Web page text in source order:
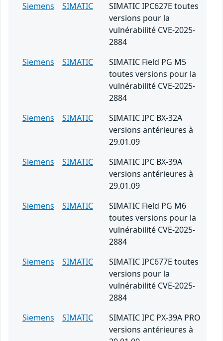
Siemens
SIMATIC
SIMATIC IPC627E toutes
versions pour la
vulnérabilité CVE-2025-
2884
Siemens
SIMATIC
SIMATIC Field PG M5
toutes versions pour la
vulnérabilité CVE-2025-
2884
Siemens
SIMATIC
SIMATIC IPC BX-32A
versions antérieures à
29.01.09
Siemens
SIMATIC
SIMATIC IPC BX-39A
versions antérieures à
29.01.09
Siemens
SIMATIC
SIMATIC Field PG M6
toutes versions pour la
vulnérabilité CVE-2025-
2884
Siemens
SIMATIC
SIMATIC IPC677E toutes
versions pour la
vulnérabilité CVE-2025-
2884
Siemens
SIMATIC
SIMATIC IPC PX-39A PRO
versions antérieures à